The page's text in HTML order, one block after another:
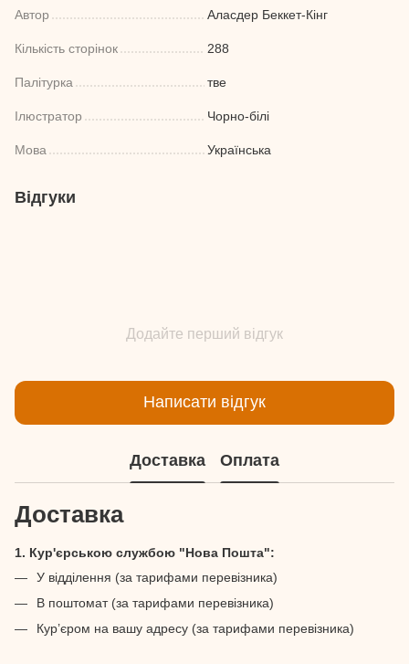
Автор Аласдер Беккет-Кінг
Кількість сторінок 288
Палітурка тве
Ілюстратор Чорно-білі
Мова Українська
Відгуки
Додайте перший відгук
Написати відгук
Доставка Оплата
Доставка
1. Кур'єрською службою "Нова Пошта":
У відділення (за тарифами перевізника)
В поштомат (за тарифами перевізника)
Кур’єром на вашу адресу (за тарифами перевізника)